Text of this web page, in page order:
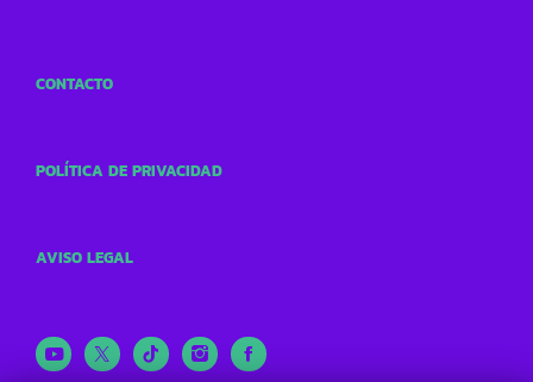
CONTACTO
POLÍTICA DE PRIVACIDAD
AVISO LEGAL